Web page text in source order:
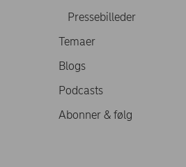
Pressebilleder
Temaer
Blogs
Podcasts
Abonner & følg